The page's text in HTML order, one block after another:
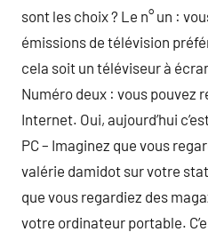
sont les choix ? Le n° un :
émissions de télévision
cela soit un téléviseur à
Numéro deux : vous pouvez
Internet. Oui, aujourd’hui
PC – Imaginez que vous
valérie damidot sur votre
que vous regardiez des
votre ordinateur portable.